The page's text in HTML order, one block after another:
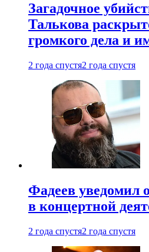
Загадочное
Талькова
громкого дела и
2 года спустя2 года спустя
Фадеев уведомил
в концертной
2 года спустя2 года спустя